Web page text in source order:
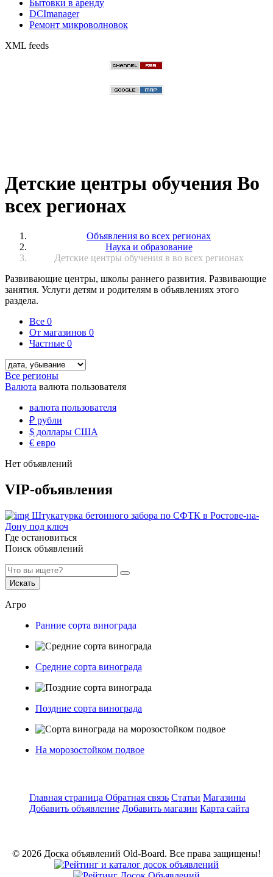
Бытовки в аренду
DCImanager
Ремонт микроволновок
XML feeds
Детские центры обучения Во
всех регионах
Объявления во всех регионах
Наука и образование
Детские центры обучения в во всех регионах
Развивающие центры, школы раннего развития. Развивающие
занятия. Услуги детям и родителям в объявлениях этого
раздела.
Все 0
От магазинов 0
Частные 0
Все регионы
Валюта валюта пользователя
валюта пользователя
₽ рубли
$ доллары США
€ евро
Нет объявлений
VIP-объявления
Штукатурка бетонного забора по СФТК в Ростове-на-
Дону под ключ
Где остановиться
Поиск объявлений
Искать
Агро
Ранние сорта винограда
Средние сорта винограда
Поздние сорта винограда
На морозостойком подвое
Главная страница Обратная связь Статьи Магазины
Добавить объявление Добавить магазин Карта сайта
© 2026 Доска объявлений Old-Board. Все права защищены!